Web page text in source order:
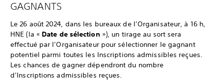
GAGNANTS
Le 26 août 2024, dans les bureaux de l’Organisateur, à 16 h,
HNE (la « Date de sélection »), un tirage au sort sera
effectué par l’Organisateur pour sélectionner le gagnant
potentiel parmi toutes les Inscriptions admissibles reçues.
Les chances de gagner dépendront du nombre
d’Inscriptions admissibles reçues.